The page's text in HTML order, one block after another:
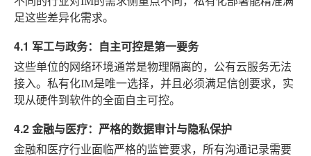
足这些差异化需求。
4.1 军工与政务：自主可控是第一要务
这些单位的网络环境通常是物理隔离的，公有云服务无法
接入。私有化IM是唯一选择，并且必须满足信创要求，实
现从硬件到软件的全面自主可控。
4.2 金融与医疗：严格的数据审计与隐私保护
金融和医疗行业面临严格的监管要求，所有沟通记录需要